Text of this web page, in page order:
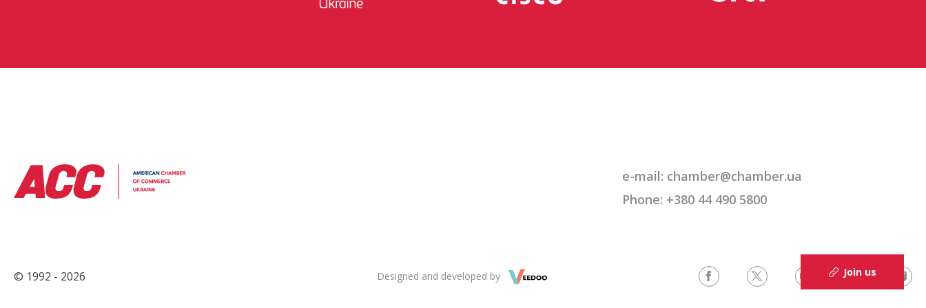
e-mail: chamber@chamber.ua
Phone: +380 44 490 5800
© 1992 - 2026 Designed and developed by Join us